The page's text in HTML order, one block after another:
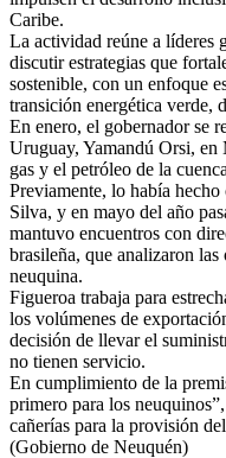
Caribe.
La actividad reúne a líderes
discutir estrategias que
sostenible, con un enfoque
transición energética verde,
En enero, el gobernador se
Uruguay, Yamandú Orsi, en
gas y el petróleo de la
Previamente, lo había
Silva, y en mayo del año
mantuvo encuentros con
brasileña, que analizaron
neuquina.
Figueroa trabaja para
los volúmenes de
decisión de llevar el
no tienen servicio.
En cumplimiento de la
primero para los
cañerías para la provisión
(Gobierno de Neuquén)